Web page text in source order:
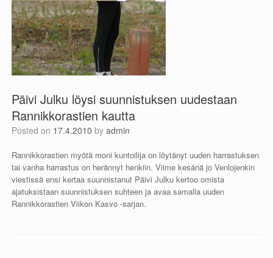
Päivi Julku löysi suunnistuksen uudestaan
Rannikkorastien kautta
Posted on 17.4.2010 by admin
Rannikkorastien myötä moni kuntoilija on löytänyt uuden harrastuksen
tai vanha harrastus on herännyt henkiin. Viime kesänä jo Venlojenkin
viestissä ensi kertaa suunnistanut Päivi Julku kertoo omista
ajatuksistaan suunnistuksen suhteen ja avaa samalla uuden
Rannikkorastien Viikon Kasvo -sarjan.